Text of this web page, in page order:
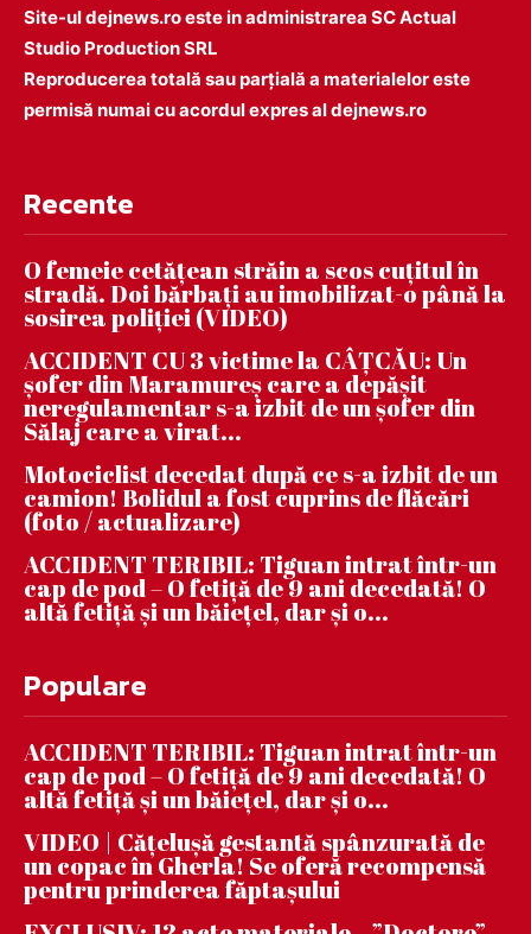
Site-ul dejnews.ro este in administrarea SC Actual
Studio Production SRL
Reproducerea totală sau parțială a materialelor este
permisă numai cu acordul expres al dejnews.ro
Recente
O femeie cetățean străin a scos cuțitul în
stradă. Doi bărbați au imobilizat-o până la
sosirea poliției (VIDEO)
ACCIDENT CU 3 victime la CÂȚCĂU: Un
șofer din Maramureș care a depășit
neregulamentar s-a izbit de un șofer din
Sălaj care a virat...
Motociclist decedat după ce s-a izbit de un
camion! Bolidul a fost cuprins de flăcări
(foto / actualizare)
ACCIDENT TERIBIL: Tiguan intrat într-un
cap de pod – O fetiță de 9 ani decedată! O
altă fetiță și un băiețel, dar și o...
Populare
ACCIDENT TERIBIL: Tiguan intrat într-un
cap de pod – O fetiță de 9 ani decedată! O
altă fetiță și un băiețel, dar și o...
VIDEO | Căţeluşă gestantă spânzurată de
un copac în Gherla! Se oferă recompensă
pentru prinderea făptaşului